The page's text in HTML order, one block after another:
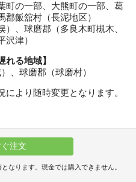
町の一部、大熊町の一部、葛
郡飯舘村（長泥地区）
、球磨郡（多良木町槻木、
沢津）
れる地域】
、球磨郡（球磨村）
より随時変更となります。
注文
なります。現金では購入できません。